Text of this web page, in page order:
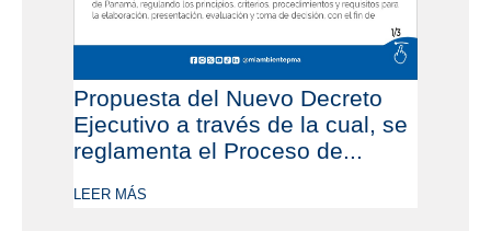
Propuesta del Nuevo Decreto
Ejecutivo a través de la cual, se
reglamenta el Proceso de...
LEER MÁS